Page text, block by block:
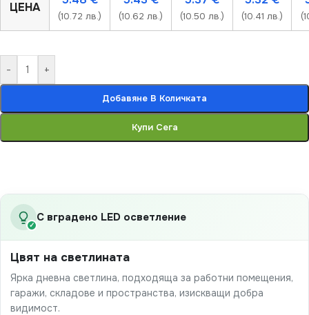
ЦЕНА
(10.72 лв.) (10.62 лв.) (10.50 лв.) (10.41 лв.)
- +
Добавяне В Количката
Купи Сега
✓
С вградено LED осветление
Цвят на светлината
Ярка дневна светлина, подходяща за работни помещения,
гаражи, складове и пространства, изискващи добра
видимост.